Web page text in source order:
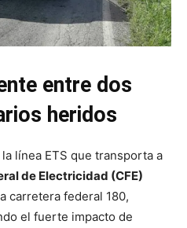
entre dos
heridos
línea ETS que transporta a
de Electricidad (CFE)
carretera federal 180,
el fuerte impacto de